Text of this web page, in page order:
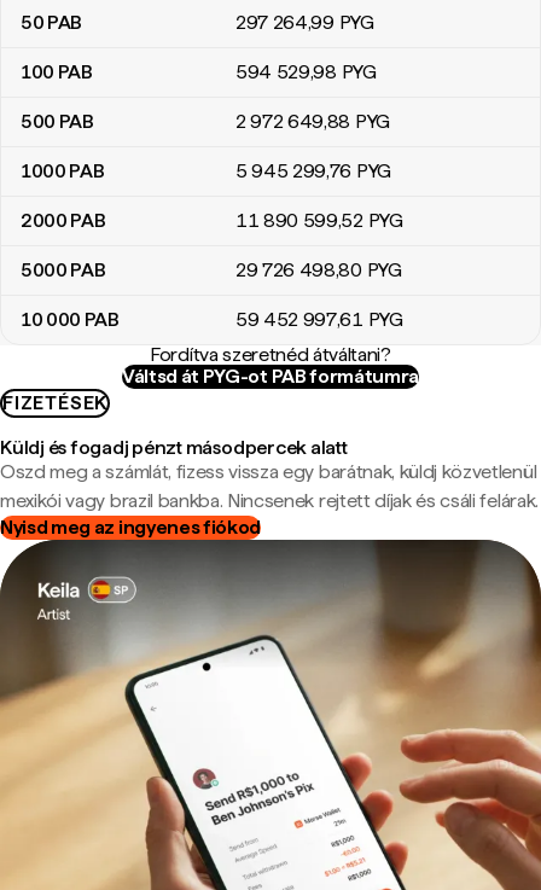
50 PAB 297 264,99 PYG
100 PAB 594 529,98 PYG
500 PAB 2 972 649,88 PYG
1000 PAB 5 945 299,76 PYG
2000 PAB 11 890 599,52 PYG
5000 PAB 29 726 498,80 PYG
10 000 PAB 59 452 997,61 PYG
Fordítva szeretnéd átváltani?
Váltsd át PYG-ot PAB formátumra
FIZETÉSEK
Küldj és fogadj pénzt másodpercek alatt
Oszd meg a számlát, fizess vissza egy barátnak, küldj közvetlenül
mexikói vagy brazil bankba. Nincsenek rejtett díjak és csáli felárak.
Nyisd meg az ingyenes fiókod